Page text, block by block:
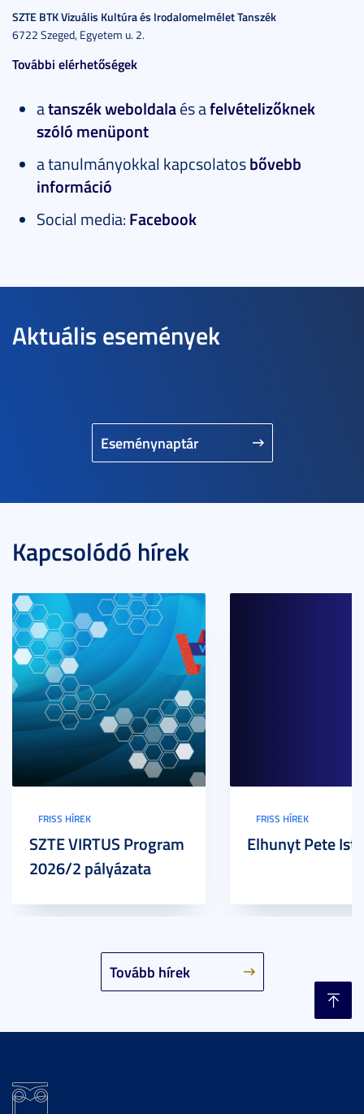
SZTE BTK Vizuális Kultúra és Irodalomelmélet Tanszék
6722 Szeged, Egyetem u. 2.
További elérhetőségek
atanszék weboldalaés afelvételizőknek
szóló menüpont
a tanulmányokkal kapcsolatosbővebb
információ
Social media: Facebook
Aktuális események
Eseménynaptár
Kapcsolódó hírek
Tovább hírek
FRISS HÍREK
SZTE VIRTUS Program
2026/2 pályázata
FRISS HÍREK
Elhunyt Pete